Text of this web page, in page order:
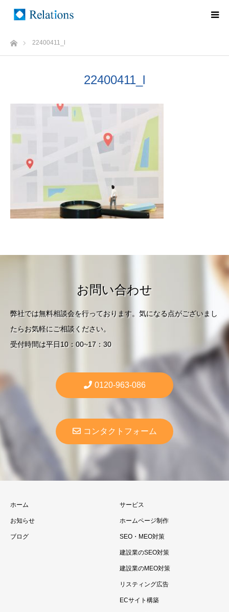
ホーム22400411_l
22400411_l
お問い合わせ
弊社では無料相談会を行っております。気になる点がございまし
たらお気軽にご相談ください。
受付時間は平日10：00~17：30
0120-963-086
コンタクトフォーム
ホーム
お知らせ
ブログ
サービス
ホームページ制作
SEO・MEO対策
建設業のSEO対策
建設業のMEO対策
リスティング広告
ECサイト構築